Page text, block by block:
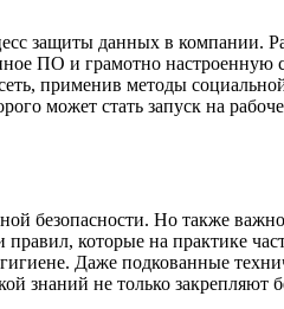
защиты данных в компании.
ПО и грамотно настроенную
применив методы
может стать запуск на
безопасности. Но также
которые на практике
Даже подкованные
знаний не только